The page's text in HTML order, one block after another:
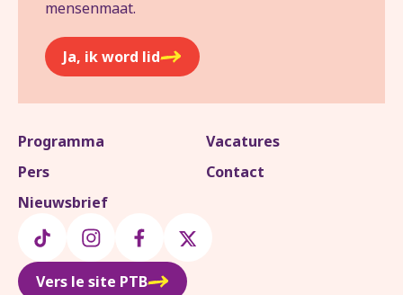
mensenmaat.
Ja, ik word lid
Programma
Vacatures
Pers
Contact
Nieuwsbrief
Vers le site PTB